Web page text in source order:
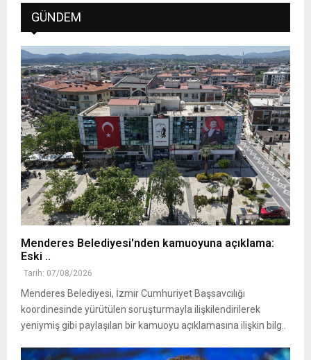
GÜNDEM
Menderes Belediyesi'nden kamuoyuna açıklama:
Eski ..
Tarih: 07/08/2026
Menderes Belediyesi, İzmir Cumhuriyet Başsavcılığı
koordinesinde yürütülen soruşturmayla ilişkilendirilerek
yeniymiş gibi paylaşılan bir kamuoyu açıklamasına ilişkin bilg..